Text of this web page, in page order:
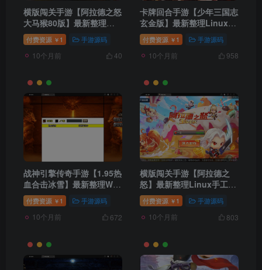
横版闯关手游【阿拉德之怒
大马猴80版】最新整理
Linux手工服务端+运营后
台+CDK清包后台+GM授权
后台+安卓苹果双端
付费资源 ￥ 1 手游源码
10个月前 40
卡牌回合手游【少年三国志
玄金版】最新整理Linux手
工服务端+GM后台
付费资源 ￥ 1 手游源码
10个月前 958
战神引擎传奇手游【1.95热
血合击冰雪】最新整理Win
半手工服务端+充值后台
付费资源 ￥ 1 手游源码
10个月前 672
横版闯关手游【阿拉德之
怒】最新整理Linux手工服
务端+GM后台+安卓苹果双
端付费资源 ￥ 1 手游源码
10个月前 803